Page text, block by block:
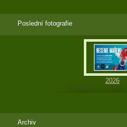
Poslední fotografie
2026
Archiv